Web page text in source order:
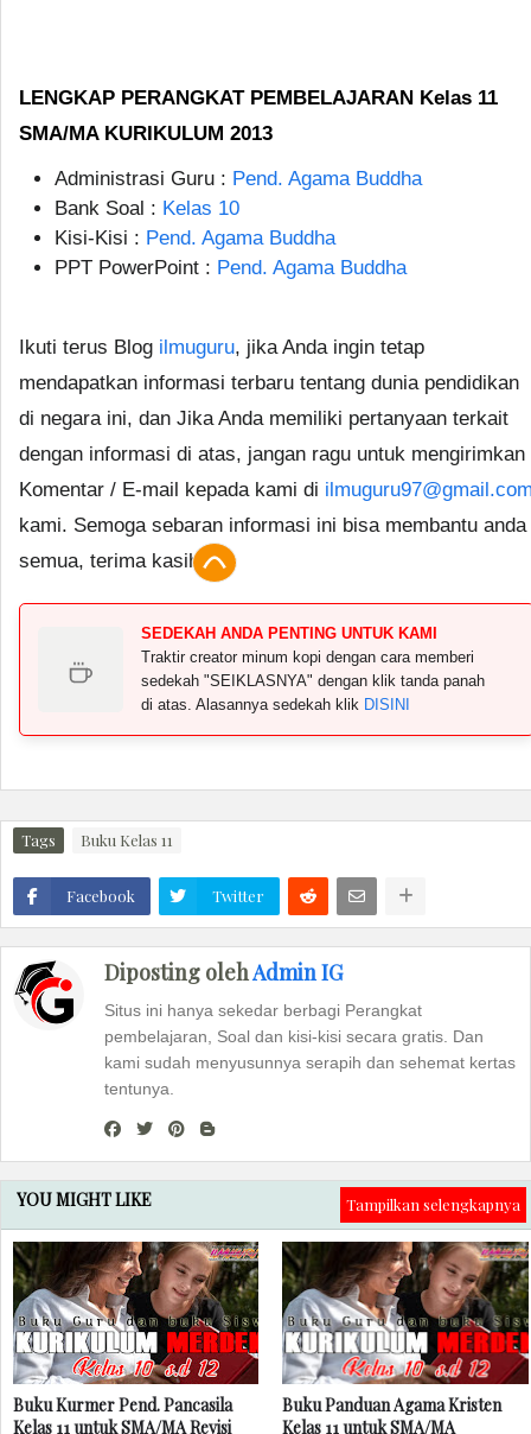
LENGKAP PERANGKAT PEMBELAJARAN Kelas 11
SMA/MA KURIKULUM 2013
Administrasi Guru : Pend. Agama Buddha
Bank Soal : Kelas 10
Kisi-Kisi : Pend. Agama Buddha
PPT PowerPoint : Pend. Agama Buddha
Ikuti terus Blog ilmuguru, jika Anda ingin tetap
mendapatkan informasi terbaru tentang dunia pendidikan
di negara ini, dan Jika Anda memiliki pertanyaan terkait
dengan informasi di atas, jangan ragu untuk mengirimkan
Komentar / E-mail kepada kami di
kami. Semoga sebaran informasi ini bisa membantu anda
semua, terima kasih.
SEDEKAH ANDA PENTING UNTUK KAMI
Traktir creator minum kopi dengan cara memberi
sedekah "SEIKLASNYA" dengan klik tanda panah
di atas. Alasannya sedekah klik DISINI
Tags Buku Kelas 11
Facebook Twitter
Diposting olehAdmin IG
Situs ini hanya sekedar berbagi Perangkat
pembelajaran, Soal dan kisi-kisi secara gratis. Dan
kami sudah menyusunnya serapih dan sehemat kertas
tentunya.
YOU MIGHT LIKE Tampilkan selengkapnya
Buku Kurmer Pend. Pancasila
Kelas 11 untuk SMA/MA Revisi
Buku Panduan Agama Kristen
Kelas 11 untuk SMA/MA